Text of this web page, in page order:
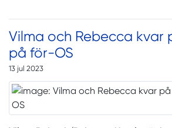
Vilma och Rebecca kvar
på för-OS
13 jul 2023